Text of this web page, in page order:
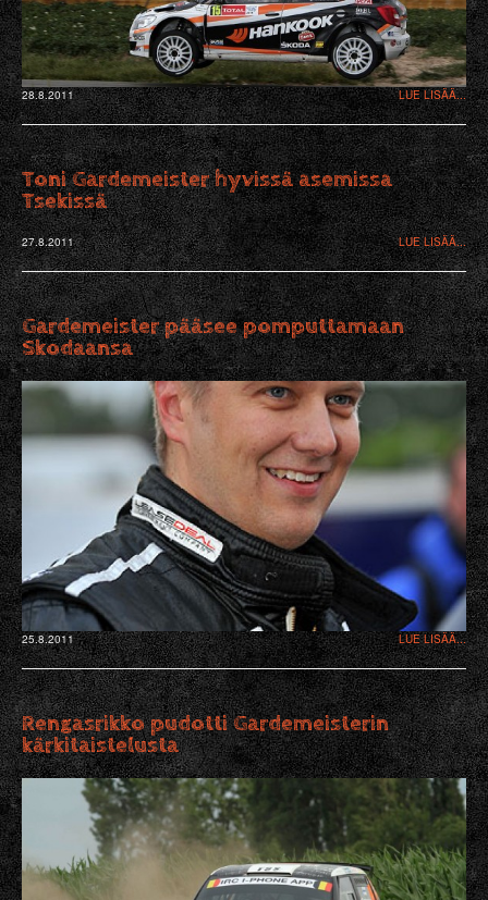
28.8.2011 LUE LISÄÄ...
Toni Gardemeister hyvissä asemissa
Tsekissä
27.8.2011 LUE LISÄÄ...
Gardemeister pääsee pomputtamaan
Skodaansa
25.8.2011 LUE LISÄÄ...
Rengasrikko pudotti Gardemeisterin
kärkitaistelusta